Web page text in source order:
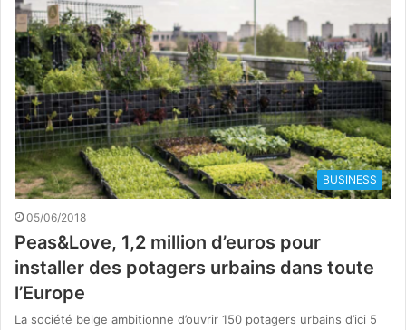
BUSINESS
05/06/2018
Peas&Love, 1,2 million d’euros pour
installer des potagers urbains dans toute
l’Europe
La société belge ambitionne d’ouvrir 150 potagers urbains d’ici 5